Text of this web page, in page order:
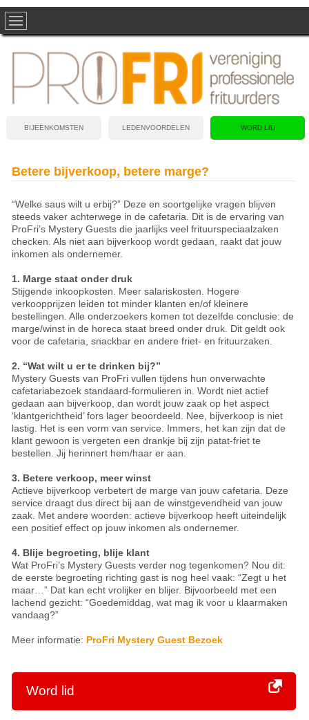
BIJEENKOMSTEN LEDENVOORDELEN WORD LID
Betere bijverkoop, betere marge?
“Welke saus wilt u erbij?” Deze en soortgelijke vragen blijven
steeds vaker achterwege in de cafetaria. Dit is de ervaring van
ProFri’s Mystery Guests die jaarlijks veel frituurspeciaalzaken
checken. Als niet aan bijverkoop wordt gedaan, raakt dat jouw
inkomen als ondernemer.
1. Marge staat onder druk
Stijgende inkoopkosten. Meer salariskosten. Hogere
verkoopprijzen leiden tot minder klanten en/of kleinere
bestellingen. Alle onderzoekers komen tot dezelfde conclusie: de
marge/winst in de horeca staat breed onder druk. Dit geldt ook
voor de cafetaria, snackbar en andere friet- en frituurzaken.
2. “Wat wilt u er te drinken bij?”
Mystery Guests van ProFri vullen tijdens hun onverwachte
cafetariabezoek standaard-formulieren in. Wordt niet actief
gedaan aan bijverkoop, dan wordt jouw zaak op het aspect
‘klantgerichtheid’ fors lager beoordeeld. Nee, bijverkoop is niet
lastig. Het is een vorm van service. Immers, het kan zijn dat de
klant gewoon is vergeten een drankje bij zijn patat-friet te
bestellen. Jij herinnert hem/haar er aan.
3. Betere verkoop, meer winst
Actieve bijverkoop verbetert de marge van jouw cafetaria. Deze
service draagt dus direct bij aan de winstgevendheid van jouw
zaak. Met andere woorden: actieve bijverkoop heeft uiteindelijk
een positief effect op jouw inkomen als ondernemer.
4. Blije begroeting, blije klant
Wat ProFri’s Mystery Guests verder nog tegenkomen? Nou dit:
de eerste begroeting richting gast is nog heel vaak: “Zegt u het
maar…” Dat kan echt vrolijker en blijer. Bijvoorbeeld met een
lachend gezicht: “Goedemiddag, wat mag ik voor u klaarmaken
vandaag?”
Meer informatie: ProFri Mystery Guest Bezoek
Word lid